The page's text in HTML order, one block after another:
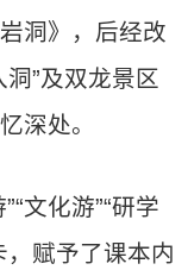
洞》，后经改
”及双龙景区
深处。
文化游”“研学
，赋予了课本内